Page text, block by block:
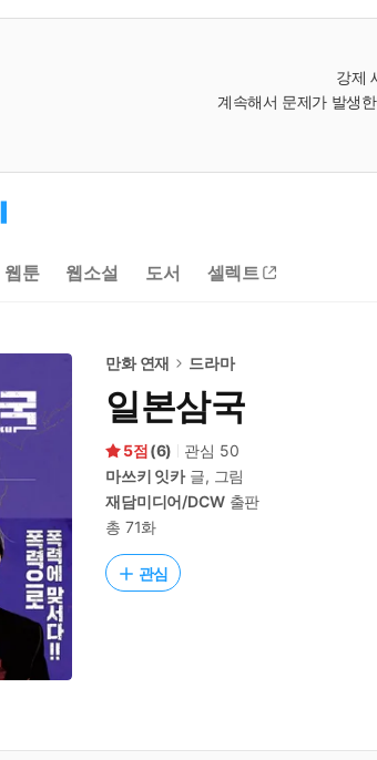
강제
계속해서 문제가 발생
웹툰 웹소설 도서 셀렉트
만화 연재 드라마
일본삼국
5 (6) 관심 50
마쓰키 잇카글, 그림
재담미디어/DCW출판
총 71화
관심